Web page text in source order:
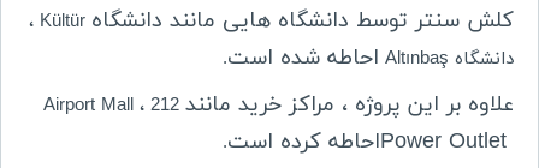
کلش سنتر توسط دانشگاه هایی مانند دانشگاه
Kültür ،
دانشگاه Altınbaş
احاطه شده است.
علاوه بر این پروژه ، مراکز خرید مانند
Power Outletاحاطه کرده است.